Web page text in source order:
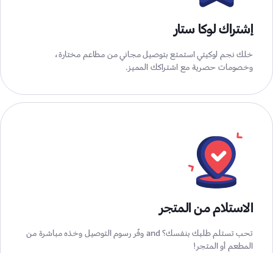
إشتراك لوكا ستار
خلك نجم لوكيتي استمتع بتوصيل مجاني من مطاعم مختارة،
وخصومات حصرية مع اشتراكك المميز.
الاستلام من المتجر
تحب تستلم طلبك بنفسك؟ and وفّر رسوم التوصيل وخذه مباشرة من
المطعم أو المتجر!